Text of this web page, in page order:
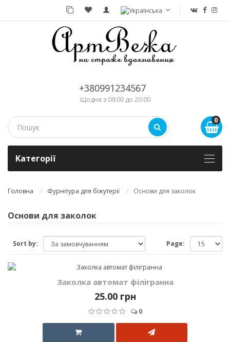
+380991234567
Щодня з 09:00 до 20:00
0
Kатегорії
Головна Фурнітура для біжутерії Основи для заколок
Основи для заколок
Sort by: Page:
Заколка автомат філігранна
25.00 грн
0